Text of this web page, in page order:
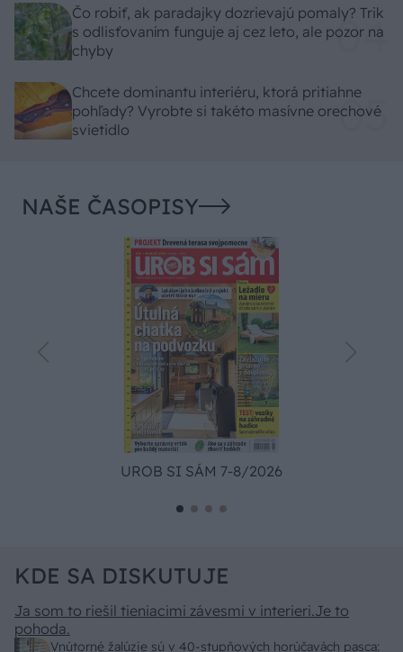
Čo robiť, ak paradajky dozrievajú pomaly? Trik
s odlisťovaním funguje aj cez leto, ale pozor na
chyby
Chcete dominantu interiéru, ktorá pritiahne
pohľady? Vyrobte si takéto masívne orechové
svietidlo
NAŠE ČASOPISY
UROB SI SÁM 7-8/2026
KDE SA DISKUTUJE
Vnútorné žalúzie sú v 40-stupňových horúčavách pasca:
Ja som to riešil tieniacimi závesmi v interieri.Je to
pohoda.